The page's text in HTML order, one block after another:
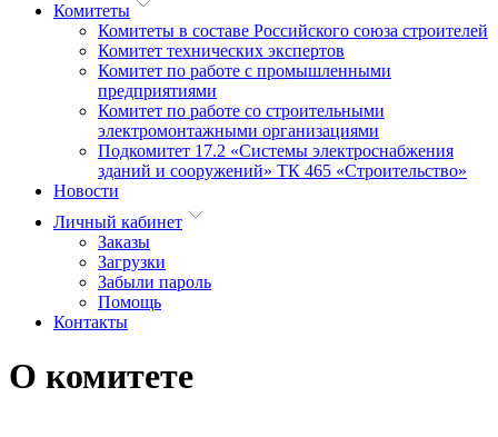
Комитеты
Комитеты в составе Российского союза строителей
Комитет технических экспертов
Комитет по работе с промышленными
предприятиями
Комитет по работе со строительными
электромонтажными организациями
Подкомитет 17.2 «Системы электроснабжения
зданий и сооружений» ТК 465 «Строительство»
Новости
Личный кабинет
Заказы
Загрузки
Забыли пароль
Помощь
Контакты
О комитете